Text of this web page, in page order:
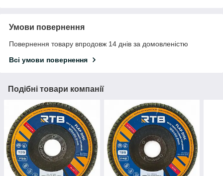
Умови повернення
Повернення товару впродовж 14 днів за домовленістю
Всі умови повернення
Подібні товари компанії